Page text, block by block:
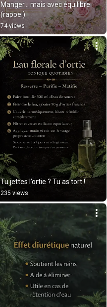
Manger… mais avec équilibre
(rappel)
74 views
Tu jettes l’ortie ? Tu as tort !
235 views